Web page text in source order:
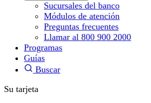
Sucursales del banco
Módulos de atención
Preguntas frecuentes
Llamar al 800 900 2000
Programas
Guías
Buscar
Su tarjeta